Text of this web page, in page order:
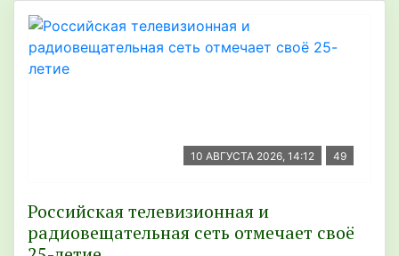
10 АВГУСТА 2026, 14:12 49
Российская телевизионная и
радиовещательная сеть отмечает своё